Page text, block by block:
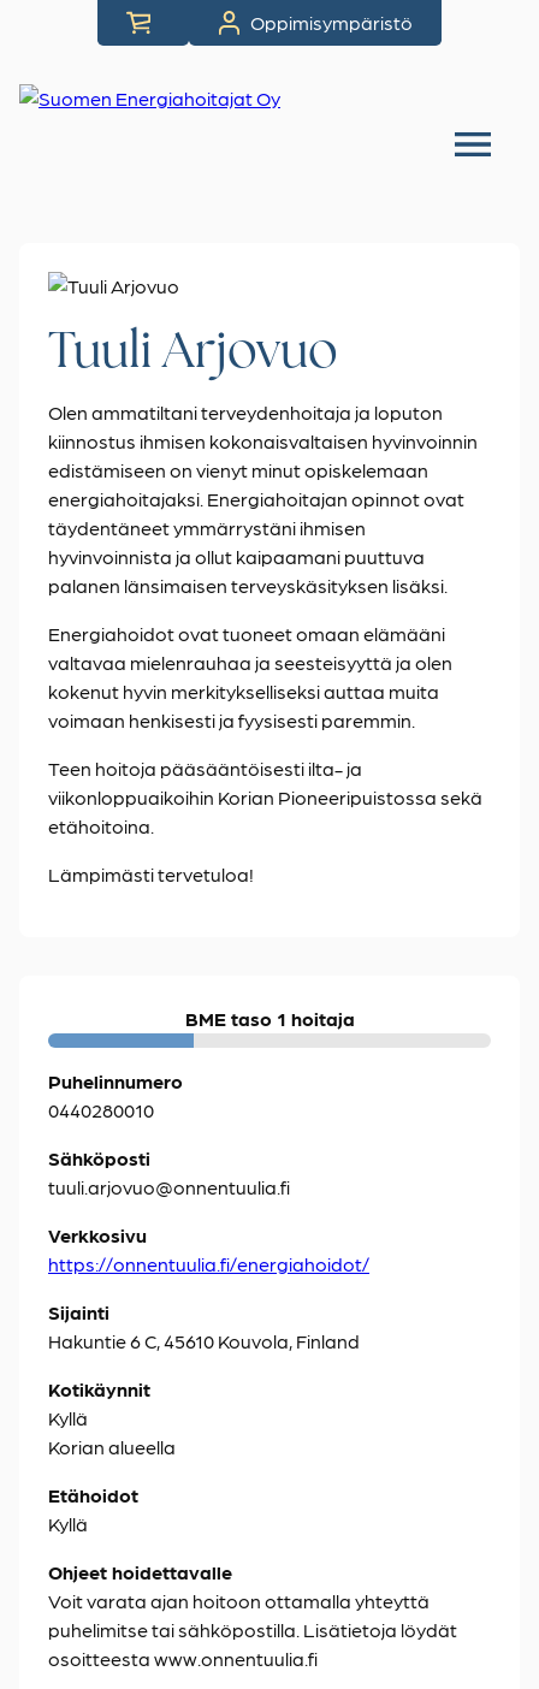
Oppimisympäristö
Tuuli Arjovuo
Olen ammatiltani terveydenhoitaja ja loputon
kiinnostus ihmisen kokonaisvaltaisen hyvinvoinnin
edistämiseen on vienyt minut opiskelemaan
energiahoitajaksi. Energiahoitajan opinnot ovat
täydentäneet ymmärrystäni ihmisen
hyvinvoinnista ja ollut kaipaamani puuttuva
palanen länsimaisen terveyskäsityksen lisäksi.
Energiahoidot ovat tuoneet omaan elämääni
valtavaa mielenrauhaa ja seesteisyyttä ja olen
kokenut hyvin merkitykselliseksi auttaa muita
voimaan henkisesti ja fyysisesti paremmin.
Teen hoitoja pääsääntöisesti ilta- ja
viikonloppuaikoihin Korian Pioneeripuistossa sekä
etähoitoina.
Lämpimästi tervetuloa!
BME taso 1 hoitaja
Puhelinnumero
0440280010
Sähköposti
tuuli.arjovuo@onnentuulia.fi
Verkkosivu
https://onnentuulia.fi/energiahoidot/
Sijainti
Hakuntie 6 C, 45610 Kouvola, Finland
Kotikäynnit
Kyllä
Korian alueella
Etähoidot
Kyllä
Ohjeet hoidettavalle
Voit varata ajan hoitoon ottamalla yhteyttä
puhelimitse tai sähköpostilla. Lisätietoja löydät
osoitteesta www.onnentuulia.fi